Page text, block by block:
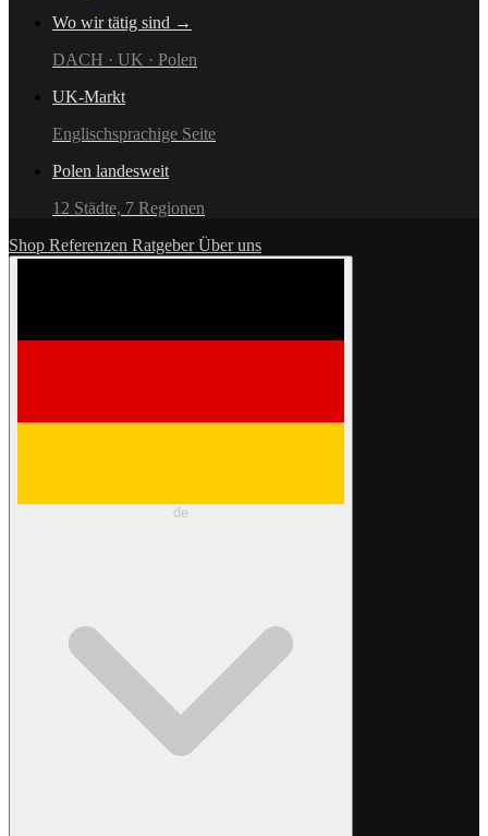
Wo wir tätig sind →
DACH · UK · Polen
UK-Markt
Englischsprachige Seite
Polen landesweit
12 Städte, 7 Regionen
Shop Referenzen RatgeberÜber uns
de